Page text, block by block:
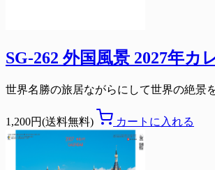
SG-262 外国風景 2027年カ
世界名勝の旅居ながらにして世界の絶景
1,200円(送料無料) カートに入れる